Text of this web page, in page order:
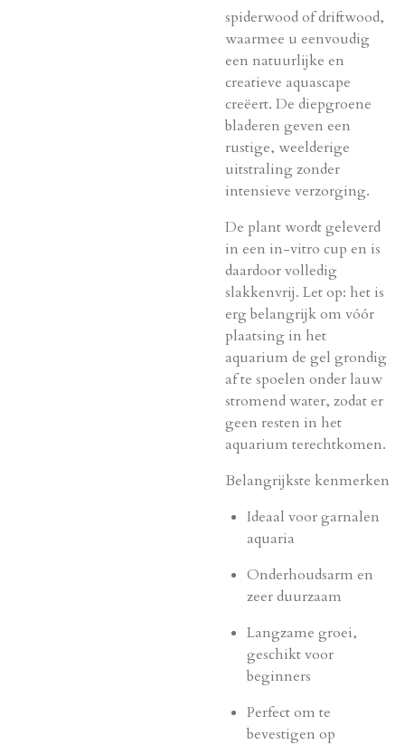
spiderwood of driftwood,
waarmee u eenvoudig
een natuurlijke en
creatieve aquascape
creëert. De diepgroene
bladeren geven een
rustige, weelderige
uitstraling zonder
intensieve verzorging.
De plant wordt geleverd
in een in-vitro cup en is
daardoor volledig
slakkenvrij. Let op: het is
erg belangrijk om vóór
plaatsing in het
aquarium de gel grondig
af te spoelen onder lauw
stromend water, zodat er
geen resten in het
aquarium terechtkomen.
Belangrijkste kenmerken
Ideaal voor garnalen
aquaria
Onderhoudsarm en
zeer duurzaam
Langzame groei,
geschikt voor
beginners
Perfect om te
bevestigen op